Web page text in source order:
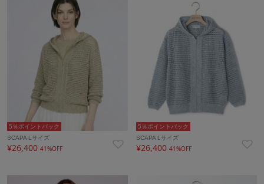
5％ポイントバック
SCAPA Lサイズ
¥26,400 41%OFF
5％ポイントバック
SCAPA Lサイズ
¥26,40041%OFF